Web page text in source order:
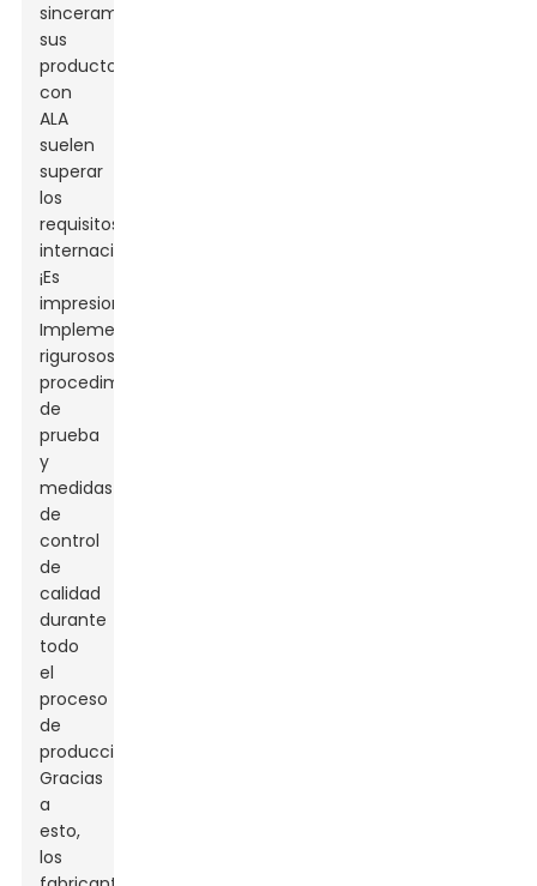
sinceramente,
sus
productos
con
ALA
suelen
superar
los
requisitos
internacionales.
¡Es
impresionante!
Implementan
rigurosos
procedimientos
de
prueba
y
medidas
de
control
de
calidad
durante
todo
el
proceso
de
producción.
Gracias
a
esto,
los